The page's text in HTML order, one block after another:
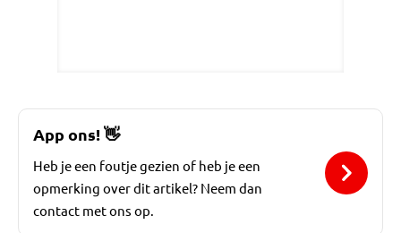
App ons!👋
Heb je een foutje gezien of heb je een
opmerking over dit artikel? Neem dan
contact met ons op.